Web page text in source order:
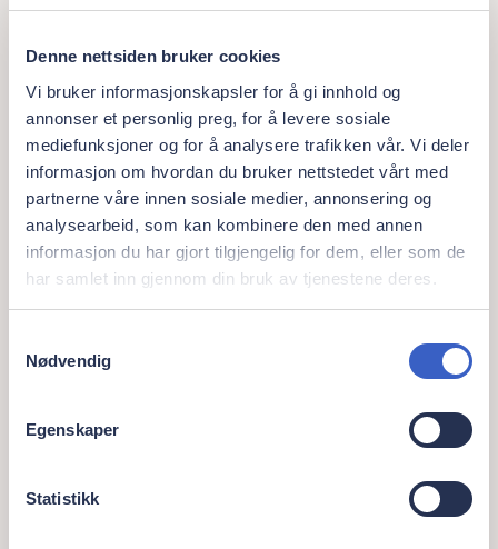
Denne nettsiden bruker cookies
Vi bruker informasjonskapsler for å gi innhold og
annonser et personlig preg, for å levere sosiale
mediefunksjoner og for å analysere trafikken vår. Vi deler
informasjon om hvordan du bruker nettstedet vårt med
partnerne våre innen sosiale medier, annonsering og
analysearbeid, som kan kombinere den med annen
informasjon du har gjort tilgjengelig for dem, eller som de
har samlet inn gjennom din bruk av tjenestene deres.
Nødvendig
Egenskaper
Statistikk
Erlend Ribe
Spesialist i protetikk. Clinical Advisory Board Member
erlend.ribe@orisdental.no
Les mer